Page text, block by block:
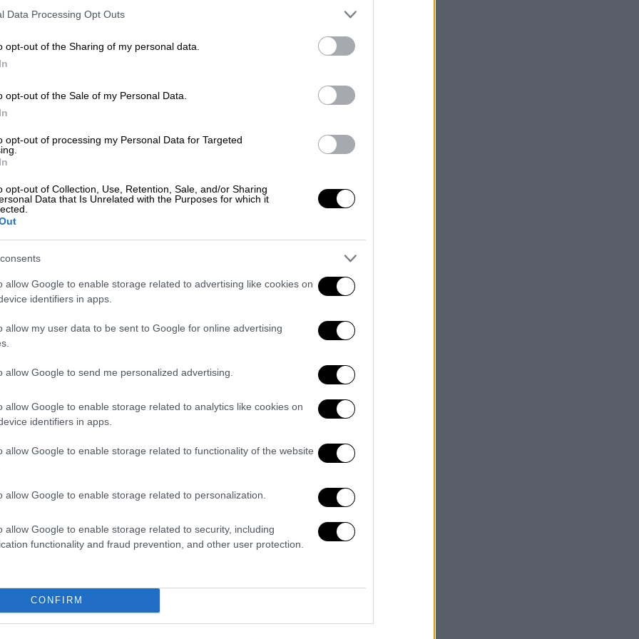
Data Processing Opt Outs
opt-out of the Sharing of my personal data.
opt-out of the Sale of my Personal Data.
opt-out of processing my Personal Data for Targeted
opt-out of Collection, Use, Retention, Sale, and/or Sharing
Data that Is Unrelated with the Purposes for which it
allow Google to enable storage related to advertising like cookies on
identifiers in apps.
allow my user data to be sent to Google for online advertising
allow Google to send me personalized advertising.
allow Google to enable storage related to analytics like cookies on
identifiers in apps.
allow Google to enable storage related to functionality of the website
allow Google to enable storage related to personalization.
allow Google to enable storage related to security, including
functionality and fraud prevention, and other user protection.
CONFIRM
δύτης των ειδικών δυνάμεων
Ιταλών
διαδηλωτές στους δρόμους -
της Παλαιστίνης και Ακροδεξιών
πόλης, Μάσιμο Μετσέτι, ο 30χρονος
έναν ποδηλάτη και μια γυναίκα» ,
σοβαρά τραυματισμένη
«με τα πόδια της
πανικού από το σημείο, με ανθρώπους
και τον οδηγό να συνεχίζει την
το αυτοκίνητο να κατευθύνεται
ανέφεραν χαρακτηριστικά.
2055701696932692047
ταχύτητα που έφτανε ή και
να βγήκε από το όχημα και να
να κρατά μαχαίρι, αλλά δεν κατάφερε να